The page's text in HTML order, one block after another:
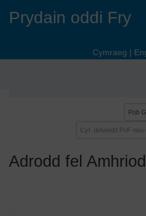
Prydain oddi Fry
Cymraeg |
Adrodd fel